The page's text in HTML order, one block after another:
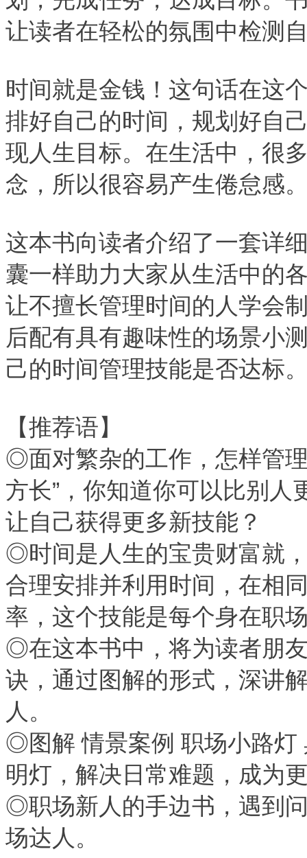
让读者在轻松的氛围中检测
时间就是金钱！这句话在这
排好自己的时间，规划好自
现人生目标。在生活中，很
念，所以很容易产生倦怠感
这本书向读者介绍了一套详
囊一样助力大家从生活中的
让不擅长管理时间的人学会
后配有具有趣味性的场景小
己的时间管理技能是否达标
【推荐语】
◎面对繁杂的工作，怎样管
方长”，你知道你可以比别
让自己获得更多新技能？
◎时间是人生的宝贵财富就
合理安排并利用时间，在相
率，这个技能是每个身在职
◎在这本书中，将为读者朋
诀，通过图解的形式，深讲
人。
◎图解 情景案例 职场小路灯
明灯，解决日常难题，成为
◎职场新人的手边书，遇到
场达人。